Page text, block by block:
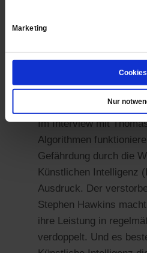
Marketing
Nur
Beate Spengler-
Im Interview mit
Algorithmen
Gefährdung durch die
Künstlichen Intelligenz
Ausdruck. Der
Stephen Hawkins
ihre Leistung in
verdoppelt. Und es